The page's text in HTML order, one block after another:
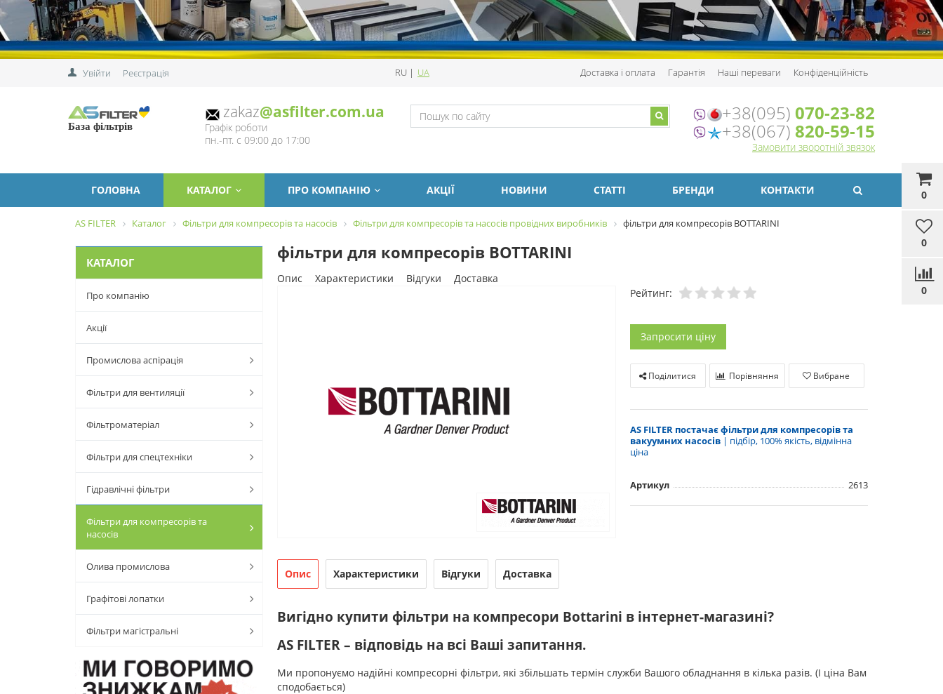
Увійти Реєстрація RU | UA Доставка і оплата Гарантія Наші переваги Конфіденційність
0
0
0
База фільтрів
zakaz@asfilter.com.ua
Графік роботи
пн.-пт. с 09:00 до 17:00
+38(095) 070-23-82
+38(067) 820-59-15
Замовити зворотній звязок
ГОЛОВНА КАТАЛОГ ПРО КОМПАНІЮ АКЦІЇ НОВИНИ СТАТТІ БРЕНДИ КОНТАКТИ
AS FILTER Каталог Фільтри для компресорів та насосів Фільтри для компресорів та насосів провідних виробників фільтри для компресорів BOTTARINI
КАТАЛОГ
Про компанію
Акції
Промислова аспірація
Фільтри для вентиляції
Фільтроматеріал
Фільтри для спецтехніки
Гідравлічні фільтри
Фільтри для компресорів та
насосів
Олива промислова
Графітові лопатки
Фільтри магістральні
фільтри для компресорів BOTTARINI
Опис Характеристики Відгуки
Доставка
Рейтинг:
Запросити ціну
Поділитися Порівняння Вибране
AS FILTER постачає фільтри для компресорів та
вакуумних насосів | підбір, 100% якість, відмінна
ціна
Артикул 2613
Опис Характеристики Відгуки Доставка
Вигідно купити фільтри на компресори Bottarini в інтернет-магазині?
AS FILTER – відповідь на всі Ваші запитання.
Ми пропонуємо надійні компресорні фільтри, які збільшать термін служби Вашого обладнання в кілька разів. (І ціна Вам
сподобається)